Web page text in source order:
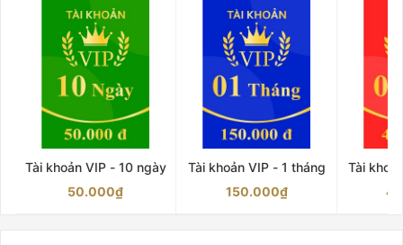
Tài khoản VIP - 10 ngày
50.000₫
Tài khoản VIP - 1 tháng
150.000₫
Tài